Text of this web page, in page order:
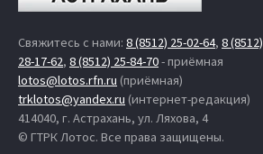
Свяжитесь с нами: 8 (8512) 25-02-64, 8 (8512)
28-17-62, 8 (8512) 25-84-70- приёмная
lotos@lotos.rfn.ru (приёмная)
trklotos@yandex.ru (интернет-редакция)
414040, г. Астрахань, ул. Ляхова, 4
© ГТРК Лотос. Все права защищены.